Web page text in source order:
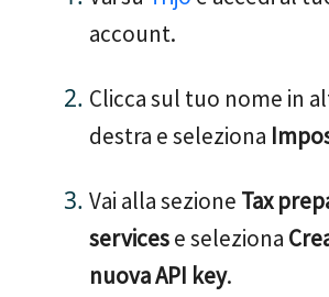
account.
Clicca sul tuo nome in
destra e seleziona
Vai alla sezione Tax
servicese seleziona
nuova API key.